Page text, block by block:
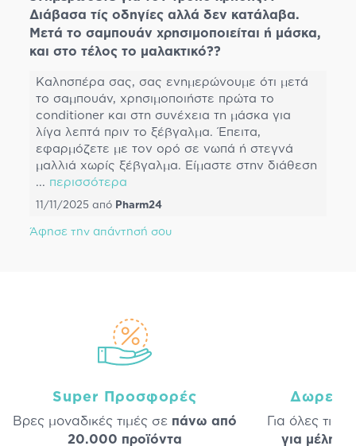
Διάβασα τίς οδηγίες αλλά δεν κατάλαβα.
Μετά το σαμπουάν χρησιμοποιείται ή μάσκα,
και στο τέλος το μαλακτικό??
Καλησπέρα σας, σας ενημερώνουμε ότι μετά
το σαμπουάν, χρησιμοποιήστε πρώτα το
conditioner και στη συνέχεια τη μάσκα για
λίγα λεπτά πριν το ξέβγαλμα. Έπειτα,
εφαρμόζετε με τον ορό σε νωπά ή στεγνά
μαλλιά χωρίς ξέβγαλμα. Είμαστε στην διάθεση
... περισσότερα
11/11/2025 από Pharm24
Άφησε την απάντησή σου
Super Προσφορές
Βρες μοναδικές τιμές σε πάνω από
20.000 προϊόντα
Δωρεάν
Για όλες τις
για μέλη